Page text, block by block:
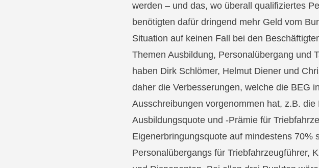
werden – und das, wo überall qualifiziertes
benötigten dafür dringend mehr Geld vom
Situation auf keinen Fall bei den
Themen Ausbildung, Personalübergang und
haben Dirk Schlömer, Helmut Diener und
daher die Verbesserungen, welche die BEG
Ausschreibungen vorgenommen hat, z.B.
Ausbildungsquote und -Prämie für
Eigenerbringungsquote auf mindestens 70%
Personalübergangs für Triebfahrzeugführer,